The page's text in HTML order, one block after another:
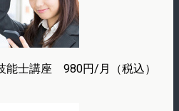
能士講座 980円/月（税込）